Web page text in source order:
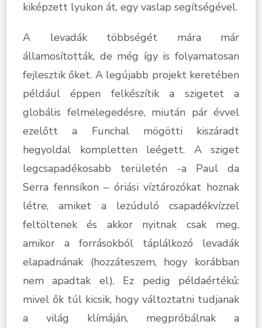
kiképzett lyukon át, egy vaslap segítségével.
A levadák többségét mára már
államosították, de még így is folyamatosan
fejlesztik őket. A legújabb projekt keretében
például éppen felkészítik a szigetet a
globális felmelegedésre, miután pár évvel
ezelőtt a Funchal mögötti kiszáradt
hegyoldal kompletten leégett. A sziget
legcsapadékosabb területén -a Paul da
Serra fennsíkon – óriási víztározókat hoznak
létre, amiket a lezúduló csapadékvízzel
feltöltenek és akkor nyitnak csak meg,
amikor a forrásokból táplálkozó levadák
elapadnának (hozzáteszem, hogy korábban
nem apadtak el). Ez pedig példaértékű:
mivel ők túl kicsik, hogy változtatni tudjanak
a világ klímáján, megpróbálnak a